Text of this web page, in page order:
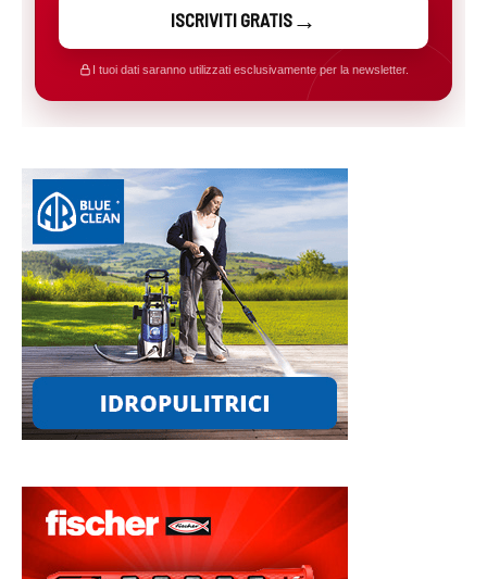
ISCRIVITI GRATIS
I tuoi dati saranno utilizzati esclusivamente per la newsletter.